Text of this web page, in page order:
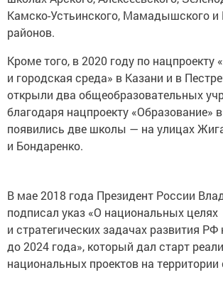
Камско-Устьинского, Мамадышского и
районов.
Кроме того, в 2020 году по нацпроекту
и городская среда» в Казани и в
открыли два общеобразовательных
благодаря нацпроекту «Образование»
появились две школы — на улицах
и Бондаренко.
В мае 2018 года Президент России
подписал указ «О национальных целях
и стратегических задачах развития РФ
до 2024 года», который дал старт
национальных проектов на